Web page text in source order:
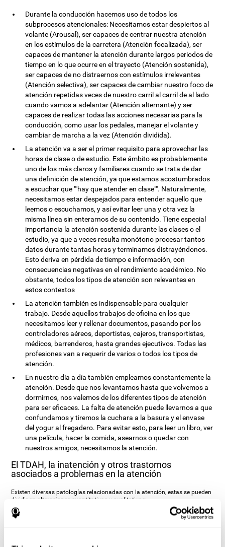
Durante la conducción hacemos uso de todos los
subprocesos atencionales: Necesitamos estar despiertos al
volante (Arousal), ser capaces de centrar nuestra atención
en los estímulos de la carretera (Atención focalizada), ser
capaces de mantener la atención durante largos periodos de
tiempo en lo que ocurre en el trayecto (Atención sostenida),
ser capaces de no distraernos con estímulos irrelevantes
(Atención selectiva), ser capaces de cambiar nuestro foco de
atención repetidas veces de nuestro carril al carril de al lado
cuando vamos a adelantar (Atención alternante) y ser
capaces de realizar todas las acciones necesarias para la
conducción, como usar los pedales, manejar el volante y
cambiar de marcha a la vez (Atención dividida).
La atención va a ser el primer requisito para aprovechar las
horas de clase o de estudio. Este ámbito es probablemente
uno de los más claros y familiares cuando se trata de dar
una definición de atención, ya que estamos acostumbrados
a escuchar que ""hay que atender en clase"". Naturalmente,
necesitamos estar despejados para entender aquello que
leemos o escuchamos, y así evitar leer una y otra vez la
misma línea sin enterarnos de su contenido. Tiene especial
importancia la atención sostenida durante las clases o el
estudio, ya que a veces resulta monótono procesar tantos
datos durante tantas horas y terminamos distrayéndonos.
Esto deriva en pérdida de tiempo e información, con
consecuencias negativas en el rendimiento académico. No
obstante, todos los tipos de atención son relevantes en
estos contextos
La atención también es indispensable para cualquier
trabajo. Desde aquellos trabajos de oficina en los que
necesitamos leer y rellenar documentos, pasando por los
controladores aéreos, deportistas, cajeros, transportistas,
médicos, barrenderos, hasta grandes ejecutivos. Todas las
profesiones van a requerir de varios o todos los tipos de
atención.
En nuestro día a día también empleamos constantemente la
atención. Desde que nos levantamos hasta que volvemos a
dormirnos, nos valemos de los diferentes tipos de atención
para ser eficaces. La falta de atención puede llevarnos a que
confundamos y tiremos la cuchara a la basura y el envase
del yogur al fregadero. Para evitar esto, para leer un libro, ver
una película, hacer la comida, asearnos o quedar con
nuestros amigos, necesitamos la atención.
El TDAH, la inatención y otros trastornos
asociados a problemas en la atención
Existen diversas patologías relacionadas con la atención, estas se pueden
dividir en alteraciones cuantitativas y cualitativas:
El trastorno más conocido de la atención es, probablemente, elTrastorno
por Déficit de Atención con Hiperactividad (TDAH)
o sin hiperactividad